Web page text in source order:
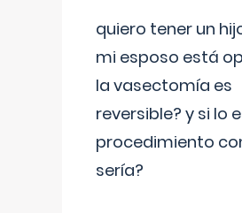
quiero tener un
mi esposo está
la vasectomía es
reversible? y si lo
procedimiento
sería?